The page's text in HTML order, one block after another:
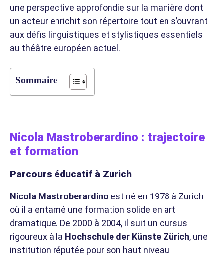
une perspective approfondie sur la manière dont
un acteur enrichit son répertoire tout en s’ouvrant
aux défis linguistiques et stylistiques essentiels
au théâtre européen actuel.
Sommaire
Nicola Mastroberardino : trajectoire
et formation
Parcours éducatif à Zurich
Nicola Mastroberardino est né en 1978 à Zurich
où il a entamé une formation solide en art
dramatique. De 2000 à 2004, il suit un cursus
rigoureux à la Hochschule der Künste Zürich, une
institution réputée pour son haut niveau